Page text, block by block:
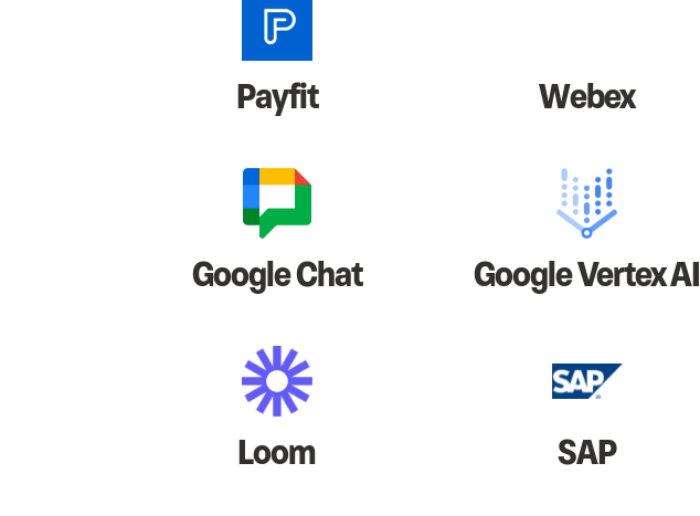
Payfit Webex
Google Chat Google Vertex AI
Loom SAP